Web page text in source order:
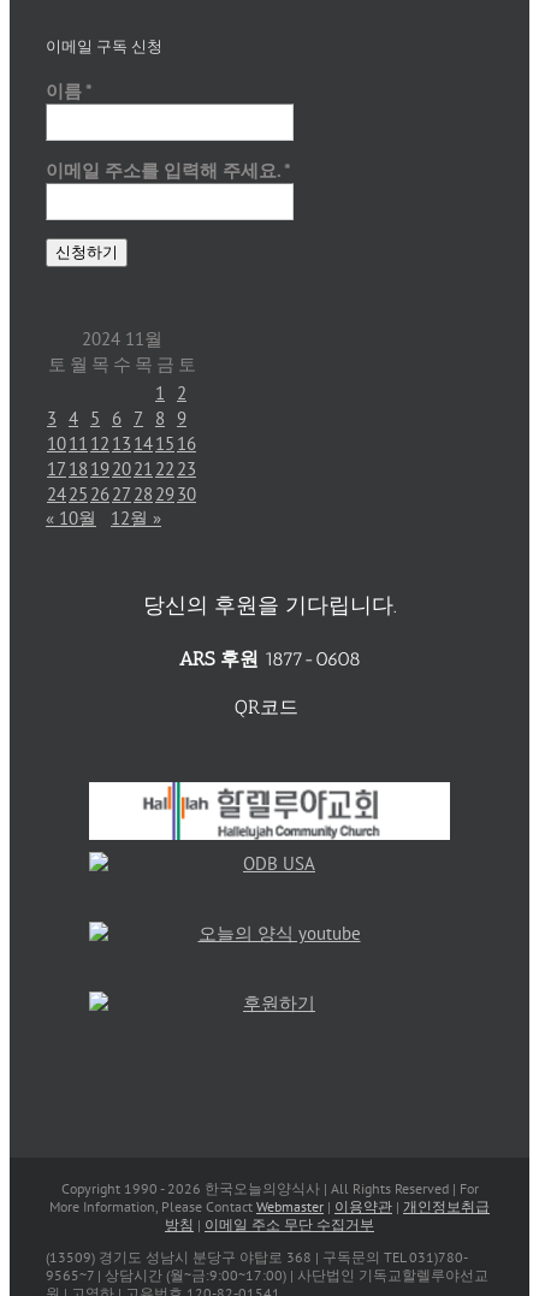
이메일 구독 신청
이름 *
이메일 주소를 입력해 주세요. *
2024 11월
토 월 목 수 목 금 토
1
2
3 4 5 6 7 8 9
1011 12 13 1415 16
17 18 192021 22 23
2425 2627 28 2930
« 10월
12월 »
당신의 후원을 기다립니다.
ARS 후원 1877-0608
QR코드
Copyright 1990 - 2026 한국오늘의양식사 | All Rights Reserved | For
More Information, Please Contact Webmaster | 이용약관 | 개인정보취급
방침 | 이메일 주소 무단 수집거부
(13509) 경기도 성남시 분당구 야탑로 368 | 구독문의 TEL 031)780-
9565~7 | 상담시간 (월~금:9:00~17:00) | 사단법인 기독교할렐루야선교